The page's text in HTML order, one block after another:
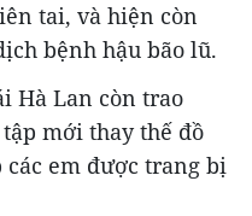
tai, và hiện còn
bệnh hậu bão lũ.
Hà Lan còn trao
mới thay thế đồ
em được trang bị